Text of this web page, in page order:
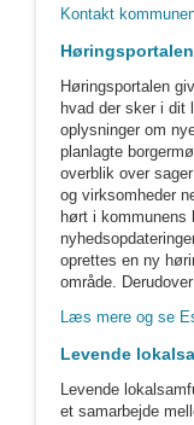
Kontakt
Høringsportalen
Høringsportalen
hvad der sker i dit
oplysninger om
planlagte
overblik over
og virksomheder
hørt i kommunens
oprettes en ny
område.
Læs mere og se
Levende
Levende
et samarbejde